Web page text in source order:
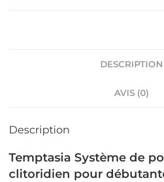
DESCRIPTION
AVIS (0)
Description
Temptasia Système de
clitoridien pour